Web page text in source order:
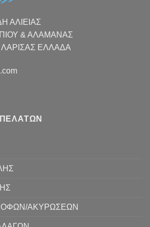
ΑΛΙΕΙΑΣ
& ΑΛΑΜΑΝΑΣ
EΛΛΑΔΑ
ΑΚΥΡΩΣΕΩΝ